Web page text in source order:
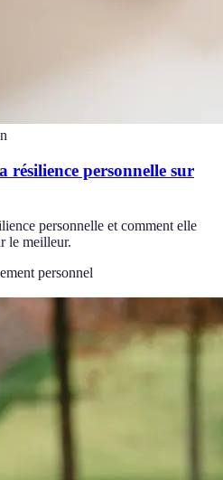
résilience personnelle sur
personnelle et comment elle
le meilleur.
personnel